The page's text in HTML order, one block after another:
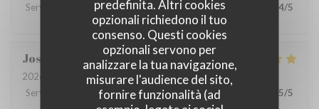
predefinita. Altri cookies
opzionali richiedono il tuo
consenso. Questi cookies
opzionali servono per
analizzare la tua navigazione,
misurare l'audience del sito,
fornire funzionalità (ad
Servizio
Atmosfera:4/5 Cucina: 4/5 Qualità / Prezzo 4/5
Josee
2026-08-02
- 13:00 - Ospiti 4
Servizio
Atmosfera:5/5 Cucina: 5/5 Qualità / Prezzo 5/5